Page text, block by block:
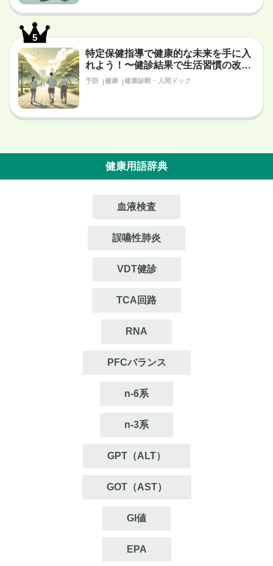
5
特定保健指導で健康的な未来を手に入
れよう！〜健診結果で生活習慣の改善
が必要だと言われたあなたへ〜
予防 健康 健康診断・人間ドック
健康用語辞典
血液検査
誤嚥性肺炎
VDT健診
TCA回路
RNA
PFCバランス
n‐6系
n‐3系
GPT（ALT）
GOT（AST）
GI値
EPA